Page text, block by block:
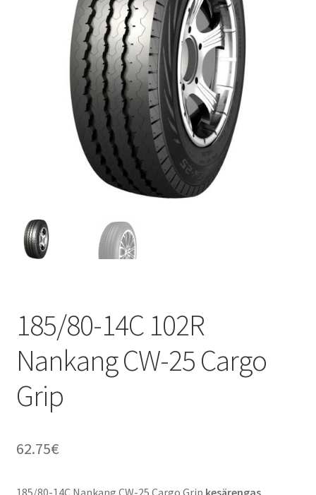
185/80-14C 102R
Nankang CW-25 Cargo
Grip
62.75€